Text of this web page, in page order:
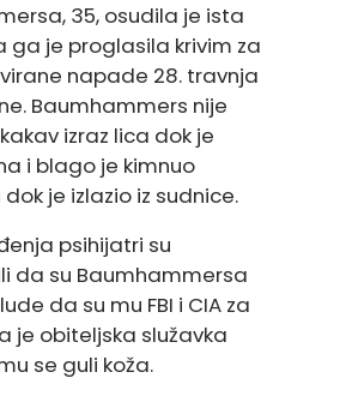
35, osudila je ista
ga je proglasila krivim za
napade 28. travnja
Baumhammers nije
izraz lica dok je
i blago je kimnuo
je izlazio iz sudnice.
psihijatri su
da su Baumhammersa
da su mu FBI i CIA za
je obiteljska služavka
se guli koža.